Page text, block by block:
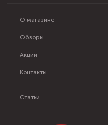
О магазине
Обзоры
Акции
Контакты
Статьи